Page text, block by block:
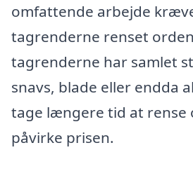
omfattende arbejde
tagrenderne renset
tagrenderne har samlet
snavs, blade eller endda
tage længere tid at rense
påvirke prisen.